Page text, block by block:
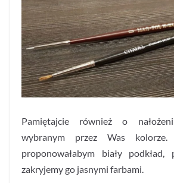
Pamiętajcie również o
wybranym przez Was kolorze.
proponowałabym biały podkład,
zakryjemy go jasnymi farbami.